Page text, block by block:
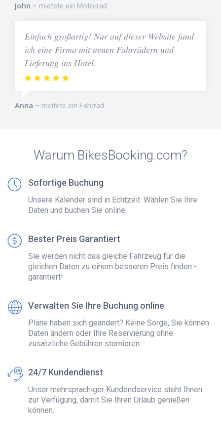
John mietete ein Motorrad
Einfach großartig! Nur auf dieser Website fand
ich eine Firma mit neuen Fahrrädern und
Lieferung ins Hotel.
Anna meitete ein Fahrrad
Warum BikesBooking.com?
Sofortige Buchung
Unsere Kalender sind in Echtzeit. Wählen Sie Ihre
Daten und buchen Sie online.
Bester Preis Garantiert
Sie werden nicht das gleiche Fahrzeug für die
gleichen Daten zu einem besseren Preis finden -
garantiert!
Verwalten Sie Ihre Buchung online
Pläne haben sich geändert? Keine Sorge, Sie können
Daten ändern oder Ihre Reservierung ohne
zusätzliche Gebühren stornieren.
24/7 Kundendienst
Unser mehrsprachiger Kundendservice steht Ihnen
zur Verfügung, damit Sie Ihren Urlaub genießen
können.